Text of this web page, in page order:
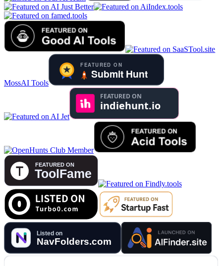
MossAI Tools